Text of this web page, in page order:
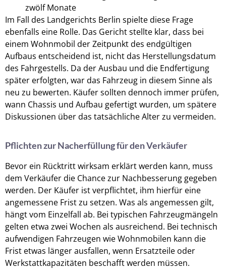
zwölf Monate
Im Fall des Landgerichts Berlin spielte diese Frage
ebenfalls eine Rolle. Das Gericht stellte klar, dass bei
einem Wohnmobil der Zeitpunkt des endgültigen
Aufbaus entscheidend ist, nicht das Herstellungsdatum
des Fahrgestells. Da der Ausbau und die Endfertigung
später erfolgten, war das Fahrzeug in diesem Sinne als
neu zu bewerten. Käufer sollten dennoch immer prüfen,
wann Chassis und Aufbau gefertigt wurden, um spätere
Diskussionen über das tatsächliche Alter zu vermeiden.
Pflichten zur Nacherfüllung für den Verkäufer
Bevor ein Rücktritt wirksam erklärt werden kann, muss
dem Verkäufer die Chance zur Nachbesserung gegeben
werden. Der Käufer ist verpflichtet, ihm hierfür eine
angemessene Frist zu setzen. Was als angemessen gilt,
hängt vom Einzelfall ab. Bei typischen Fahrzeugmängeln
gelten etwa zwei Wochen als ausreichend. Bei technisch
aufwendigen Fahrzeugen wie Wohnmobilen kann die
Frist etwas länger ausfallen, wenn Ersatzteile oder
Werkstattkapazitäten beschafft werden müssen.